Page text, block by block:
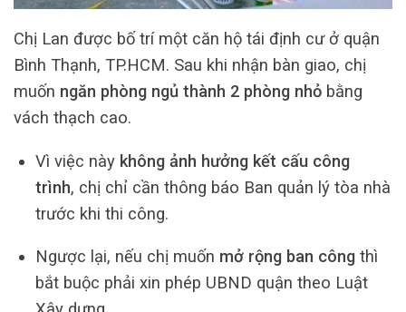
Chị Lan được bố trí một căn hộ tái định cư ở quận
Bình Thạnh, TP.HCM. Sau khi nhận bàn giao, chị
muốn ngăn phòng ngủ thành 2 phòng nhỏ bằng
vách thạch cao.
Vì việc này không ảnh hưởng kết cấu công
trình, chị chỉ cần thông báo Ban quản lý tòa nhà
trước khi thi công.
Ngược lại, nếu chị muốn mở rộng ban côngthì
bắt buộc phải xin phép UBND quận theo Luật